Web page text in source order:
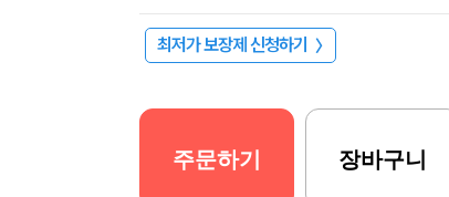
최저가 보장제 신청하기 〉
주문하기 장바구니